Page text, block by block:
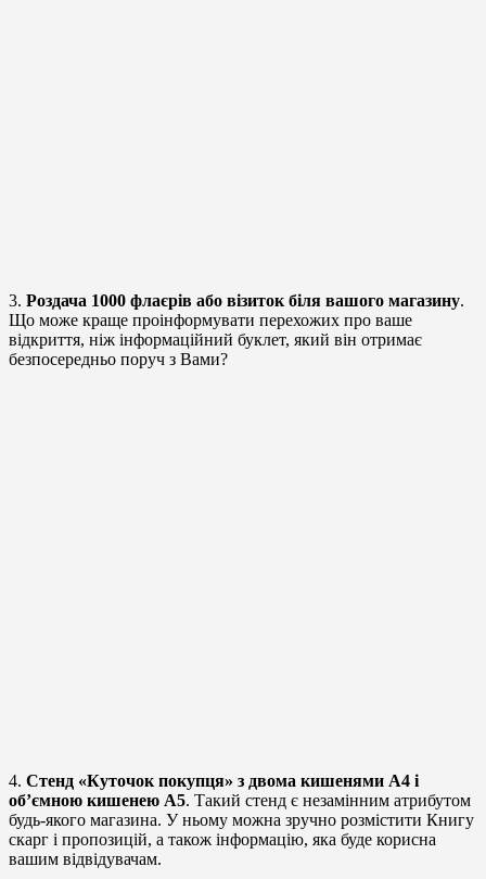
3. Роздача 1000 флаєрів або візиток біля вашого магазину.
Що може краще проінформувати перехожих про ваше
відкриття, ніж інформаційний буклет, який він отримає
безпосередньо поруч з Вами?
4. Стенд «Куточок покупця» з двома кишенями А4 і
об’ємною кишенею А5. Такий стенд є незамінним атрибутом
будь-якого магазина. У ньому можна зручно розмістити Книгу
скарг і пропозицій, а також інформацію, яка буде корисна
вашим відвідувачам.